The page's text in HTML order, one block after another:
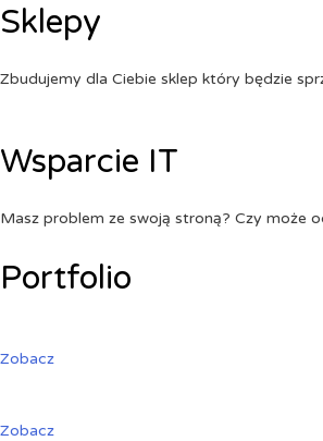
Sklepy
Zbudujemy dla Ciebie sklep który będzie
Wsparcie IT
Masz problem ze swoją stroną? Czy może
Portfolio
Zobacz
Zobacz